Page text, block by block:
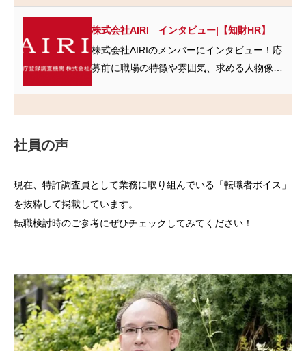
株式会社AIRI インタビュー|【知財HR】
株式会社AIRIのメンバーにインタビュー！応
募前に職場の特徴や雰囲気、求める人物像と
社員の声
現在、特許調査員として業務に取り組んでいる「転職者ボイス」
を抜粋して掲載しています。
転職検討時のご参考にぜひチェックしてみてください！